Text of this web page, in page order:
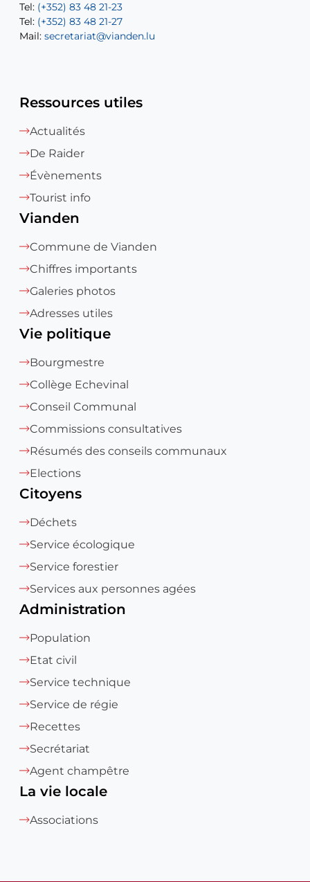
Tel: (+352) 83 48 21-23
Tel: (+352) 83 48 21-27
Mail: secretariat@vianden.lu
Tel: (+352) 83 48 21-22
Mail:sofia.carvalho@vianden.lu
Mail: diane.storn@vianden.lu
Ressources utiles
Actualités
De Raider
Évènements
Tourist info
Vianden
Commune de Vianden
Chiffres importants
Galeries photos
Adresses utiles
Vie politique
Bourgmestre
Collège Echevinal
Conseil Communal
Commissions consultatives
Résumés des conseils communaux
Elections
Citoyens
Déchets
Service écologique
Service forestier
Services aux personnes agées
Administration
Population
Etat civil
Service technique
Service de régie
Recettes
Secrétariat
Agent champêtre
La vie locale
Associations